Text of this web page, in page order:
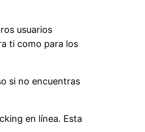
usuarios
ti como para los
si no encuentras
en línea. Esta